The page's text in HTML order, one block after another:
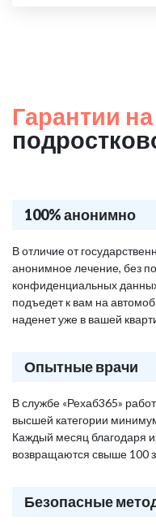
Гарантии
100% анонимно
В отличие от
анонимное лечение, без
конфиденциальных
подъедет к вам на
наденет уже в вашей
Опытные врачи
В службе «Рехаб365»
высшей категории
Каждый месяц благодаря
возвращаются свыше 100
Безопасные